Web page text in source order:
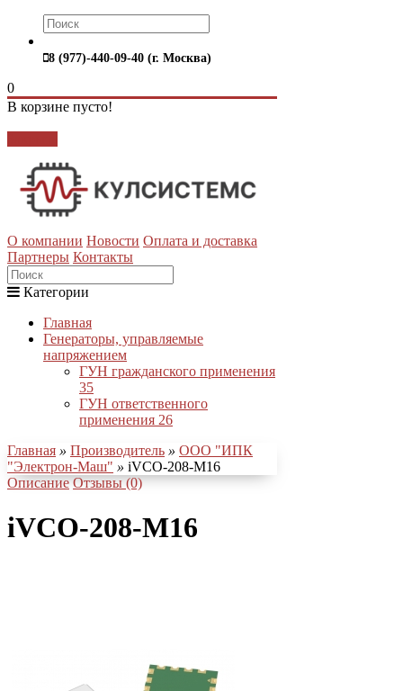
8 (977)-440-09-40 (г. Москва)
0
В корзине пусто!
О компании Новости Оплата и доставка
Партнеры Контакты
Категории
Главная
Генераторы, управляемые
напряжением
ГУН гражданского применения
35
ГУН ответственного
применения 26
Главная » Производитель » ООО "ИПК
"Электрон-Маш" » iVCO-208-M16
Описание Отзывы (0)
iVCO-208-M16